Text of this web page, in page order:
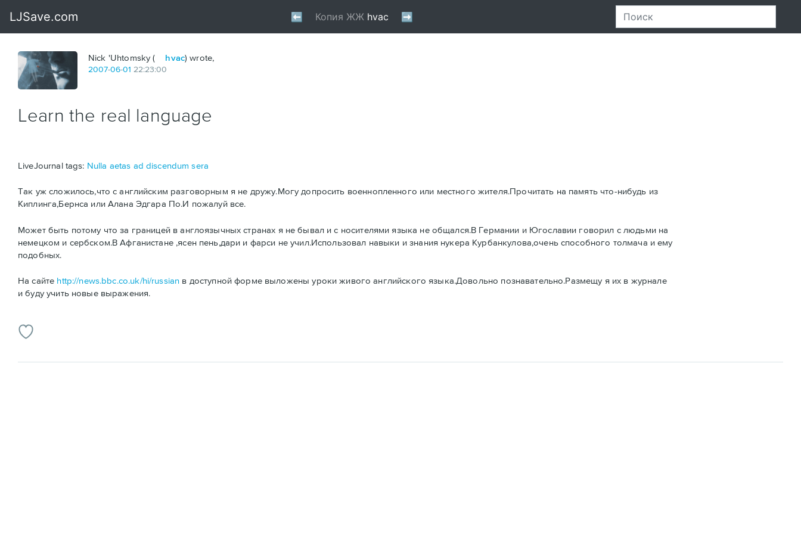
Nick 'Uhtomsky ( hvac) wrote,
2007-06-01 22:23:00
Learn the real language
LiveJournal tags: Nulla aetas ad discendum sera
Так уж сложилось,что с английским разговорным я не дружу.Могу допросить военнопленного или местного жителя.Прочитать на память что-нибудь из
Киплинга,Бернса или Алана Эдгара По.И пожалуй все.
Может быть потому что за границей в англоязычных странах я не бывал и с носителями языка не общался.В Германии и Югославии говорил с людьми на
немецком и сербском.В Афганистане ,ясен пень,дари и фарси не учил.Использовал навыки и знания нукера Курбанкулова,очень способного толмача и ему
подобных.
На сайте http://news.bbc.co.uk/hi/russian в доступной форме выложены уроки живого английского языка.Довольно познавательно.Размещу я их в журнале
и буду учить новые выражения.